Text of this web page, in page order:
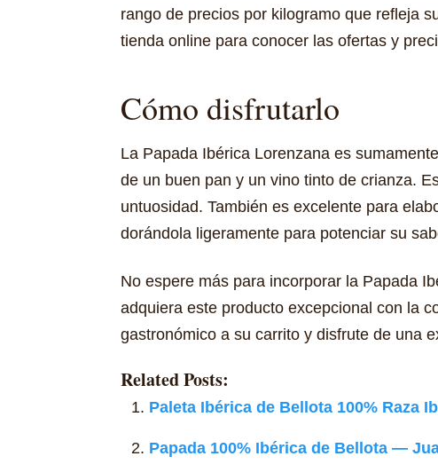
rango de precios por kilogramo que refleja
tienda online para conocer las ofertas y
Cómo disfrutarlo
La Papada Ibérica Lorenzana es
de un buen pan y un vino tinto de crianza.
untuosidad. También es excelente para
dorándola ligeramente para potenciar su
No espere más para incorporar la Papada
adquiera este producto excepcional con la
gastronómico a su carrito y disfrute de una
Related Posts:
Paleta Ibérica de Bellota 100% Raza
Papada 100% Ibérica de Bellota —